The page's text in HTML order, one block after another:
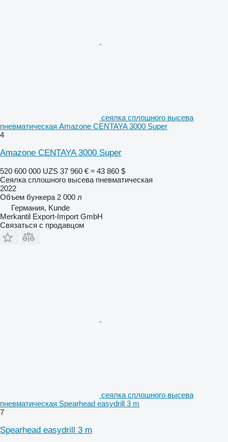
сеялка сплошного высева
пневматическая Amazone CENTAYA 3000 Super
4
Amazone CENTAYA 3000 Super
520 600 000 UZS 37 960 € ≈ 43 860 $
Сеялка сплошного высева пневматическая
2022
Объем бункера 2 000 л
Германия, Kunde
Merkantil Export-Import GmbH
Связаться с продавцом
сеялка сплошного высева
пневматическая Spearhead easydrill 3 m
7
Spearhead easydrill 3 m